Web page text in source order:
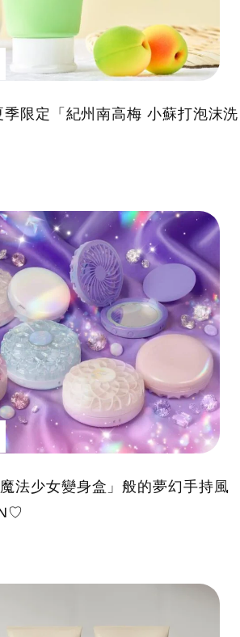
限定「紀州南高梅 小蘇打泡沫洗
法少女變身盒」般的夢幻手持風